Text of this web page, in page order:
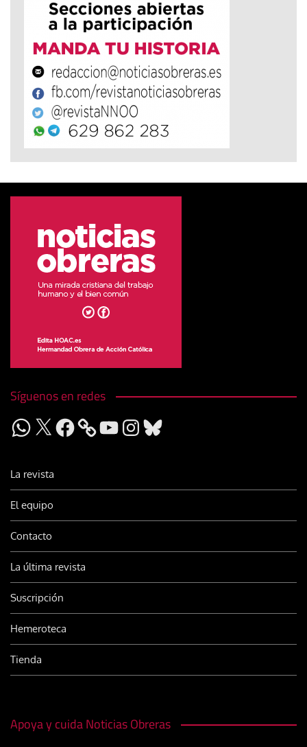
Síguenos en redes
WhatsApp
X Facebook YouTubeInstagram
Bluesky
La revista
El equipo
Contacto
La última revista
Suscripción
Hemeroteca
Tienda
Apoya y cuida Noticias Obreras